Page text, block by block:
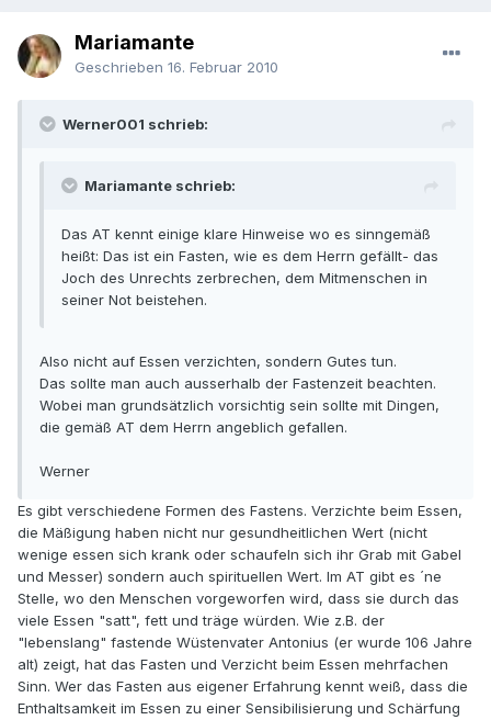
Mariamante
Geschrieben 16. Februar 2010
Werner001 schrieb:
Mariamante schrieb:
Das AT kennt einige klare Hinweise wo es sinngemäß
heißt: Das ist ein Fasten, wie es dem Herrn gefällt- das
Joch des Unrechts zerbrechen, dem Mitmenschen in
seiner Not beistehen.
Also nicht auf Essen verzichten, sondern Gutes tun.
Das sollte man auch ausserhalb der Fastenzeit beachten.
Wobei man grundsätzlich vorsichtig sein sollte mit Dingen,
die gemäß AT dem Herrn angeblich gefallen.
Werner
Es gibt verschiedene Formen des Fastens. Verzichte beim Essen,
die Mäßigung haben nicht nur gesundheitlichen Wert (nicht
wenige essen sich krank oder schaufeln sich ihr Grab mit Gabel
und Messer) sondern auch spirituellen Wert. Im AT gibt es ´ne
Stelle, wo den Menschen vorgeworfen wird, dass sie durch das
viele Essen "satt", fett und träge würden. Wie z.B. der
"lebenslang" fastende Wüstenvater Antonius (er wurde 106 Jahre
alt) zeigt, hat das Fasten und Verzicht beim Essen mehrfachen
Sinn. Wer das Fasten aus eigener Erfahrung kennt weiß, dass die
Enthaltsamkeit im Essen zu einer Sensibilisierung und Schärfung